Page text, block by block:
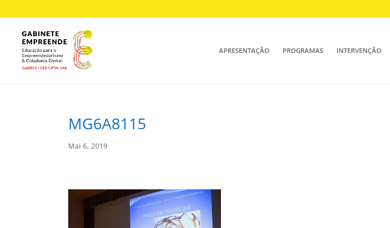
APRESENTAÇÃO PROGRAMAS INTERVENÇÃO
MG6A8115
Mai 6, 2019